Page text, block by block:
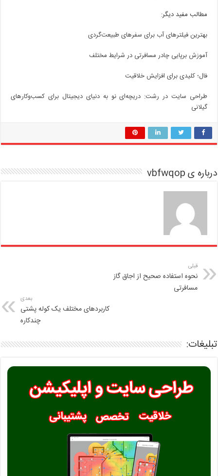
مطالب مفید دیگر:
بهترین فیلترهای آب برای سفرهای طبیعت‌گردی
آموزش برپایی چادر مسافرتی در شرایط مختلف
فال؛ کلیدی برای افزایش خلاقیت
طراحی سایت در رشت: دریچه‌ای نو به دنیای دیجیتال برای کسب‌وکارهای
گیلانی
درباره ی vbfwqop
قبلی
نحوه استفاده صحیح از اجاق گاز
مسافرتی
بعدی
کاربردهای مختلف یک کوله پشتی
چندکاره
تبلیغات: